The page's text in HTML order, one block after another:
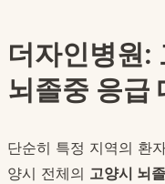
더자인병원:
뇌졸중 응급
단순히 특정 지역의 환
양시 전체의 고양시 뇌